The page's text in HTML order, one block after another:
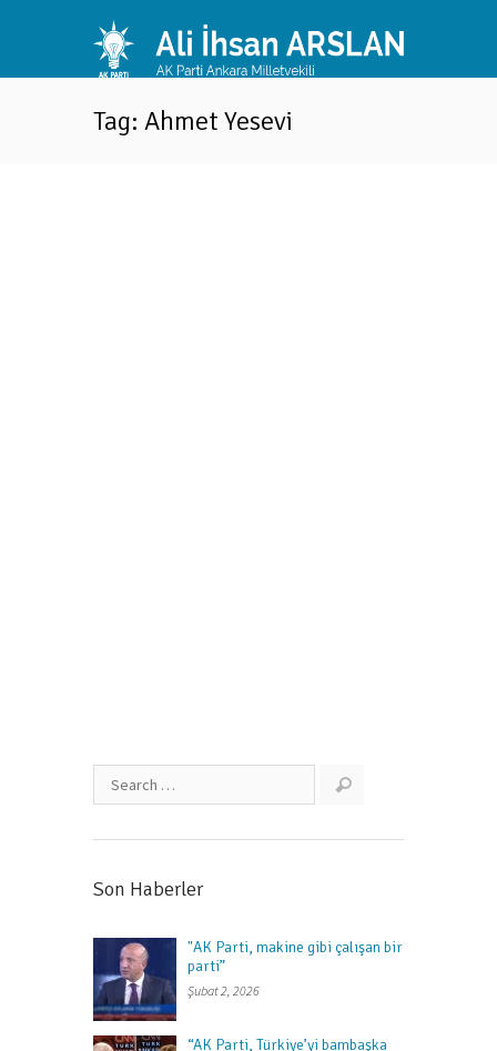
Tag: Ahmet Yesevi
Son Haberler
"AK Parti, makine gibi çalışan bir
parti”
Şubat 2, 2026
“AK Parti, Türkiye’yi bambaşka